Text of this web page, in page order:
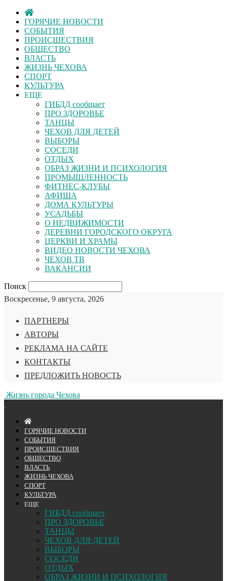
ГОРЯЧИЕ НОВОСТИ
СОБЫТИЯ
ПРОИСШЕСТВИЯ
ОБЩЕСТВО
ВЛАСТЬ
ЖИЗНЬ ЧЕХОВА
СПОРТ
КУЛЬТУРА
ЕЩЕ
ГИБДД сообщает
ПРО ЗДОРОВЬЕ
ТАНЦЫ
ЧЕХОВ ДЛЯ ДЕТЕЙ
ВЫБОРЫ
СОСЕДИ
ОТДЫХ
ОБРАЗ ЖИЗНИ И ПСИХОЛОГИЯ
ПРОМЫШЛЕННОСТЬ
ФИТНЕС-КЛУБЫ
АФИША
ДОМА КУЛЬТУРЫ
УСАДЬБЫ
О НЕДВИЖИМОСТИ
ДЕРЕВНИ ГОРОДСКОГО ОКРУГА
ЦЕРКВИ И ХРАМЫ
ВИДЕО НОВОСТИ ЧЕХОВА
ЧЕХОВ ТВ
ВАКАНСИИ
Поиск
Воскресенье, 9 августа, 2026
ПАРТНЕРЫ
АВТОРЫ
РЕКЛАМА НА САЙТЕ
КОНТАКТЫ
ПРЕДЛОЖИТЬ НОВОСТЬ
Жизнь города Чехова
ГОРЯЧИЕ НОВОСТИ
СОБЫТИЯ
ПРОИСШЕСТВИЯ
ОБЩЕСТВО
ВЛАСТЬ
ЖИЗНЬ ЧЕХОВА
СПОРТ
КУЛЬТУРА
ЕЩЕ
ГИБДД сообщает
ПРО ЗДОРОВЬЕ
ТАНЦЫ
ЧЕХОВ ДЛЯ ДЕТЕЙ
ВЫБОРЫ
СОСЕДИ
ОТДЫХ
ОБРАЗ ЖИЗНИ И ПСИХОЛОГИЯ